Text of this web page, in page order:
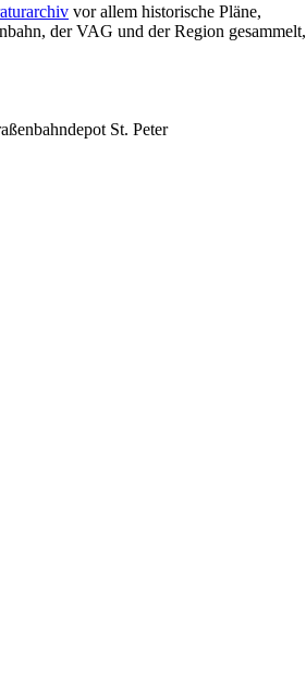
vor allem historische Pläne,
der VAG und der Region gesammelt,
St. Peter